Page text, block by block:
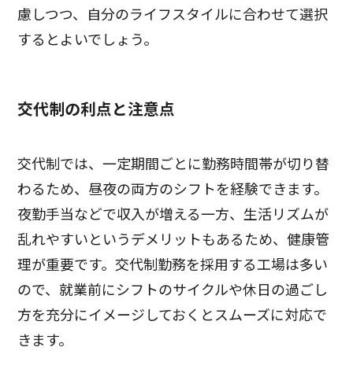
慮しつつ、自分のライフスタイルに合わせて選択
するとよいでしょう。
交代制の利点と注意点
交代制では、一定期間ごとに勤務時間帯が切り替
わるため、昼夜の両方のシフトを経験できます。
夜勤手当などで収入が増える一方、生活リズムが
乱れやすいというデメリットもあるため、健康管
理が重要です。交代制勤務を採用する工場は多い
ので、就業前にシフトのサイクルや休日の過ごし
方を充分にイメージしておくとスムーズに対応で
きます。